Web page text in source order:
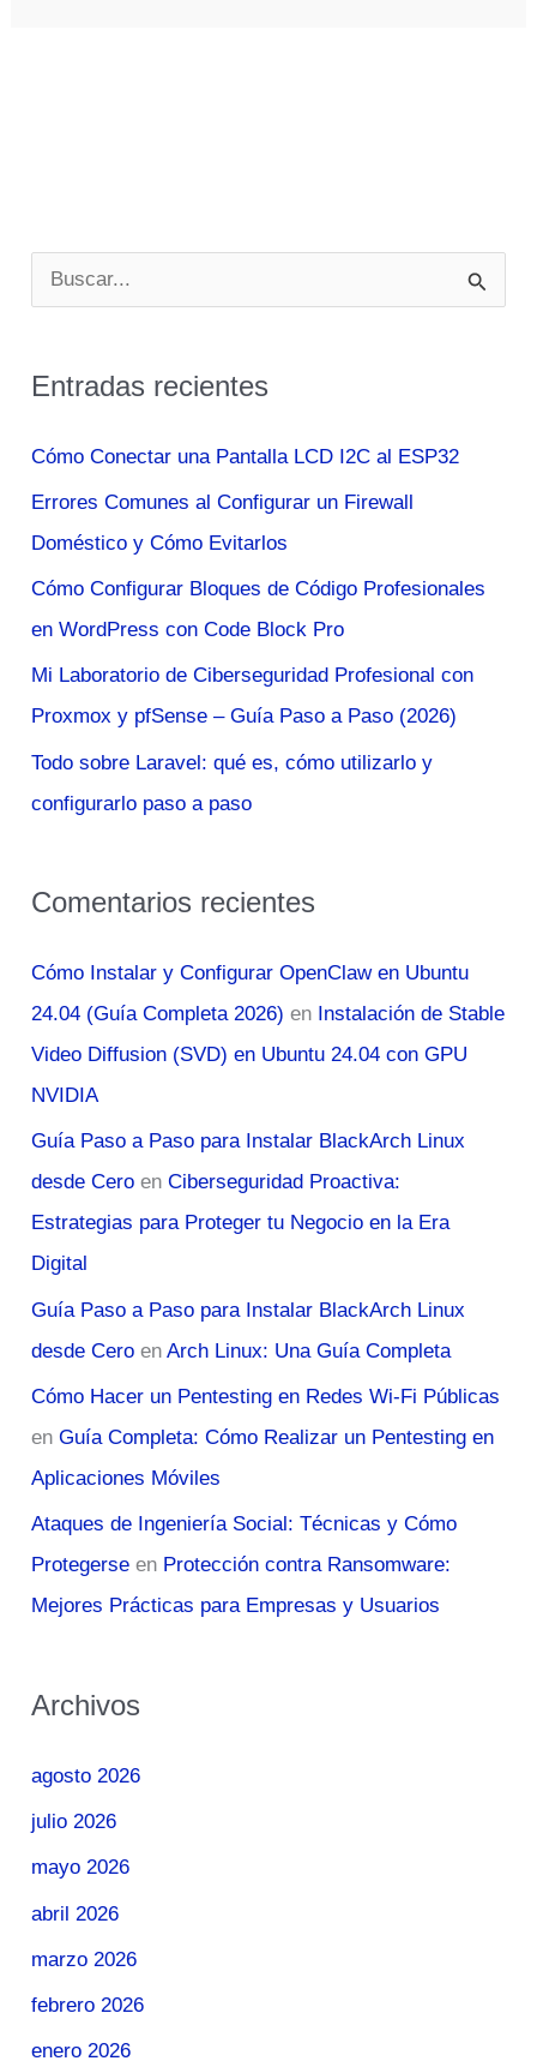
u
c
p
o
r
:
Entradas recientes
Cómo Conectar una Pantalla LCD I2C al ESP32
Errores Comunes al Configurar un Firewall
Doméstico y Cómo Evitarlos
Cómo Configurar Bloques de Código Profesionales
en WordPress con Code Block Pro
Mi Laboratorio de Ciberseguridad Profesional con
Proxmox y pfSense – Guía Paso a Paso (2026)
Todo sobre Laravel: qué es, cómo utilizarlo y
configurarlo paso a paso
Comentarios recientes
Cómo Instalar y Configurar OpenClaw en Ubuntu
24.04 (Guía Completa 2026) en Instalación de Stable
Video Diffusion (SVD) en Ubuntu 24.04 con GPU
NVIDIA
Guía Paso a Paso para Instalar BlackArch Linux
desde Cero enCiberseguridad Proactiva:
Estrategias para Proteger tu Negocio en la Era
Digital
Guía Paso a Paso para Instalar BlackArch Linux
desde Cero enArch Linux: Una Guía Completa
Cómo Hacer un Pentesting en Redes Wi-Fi Públicas
enGuía Completa: Cómo Realizar un Pentesting en
Aplicaciones Móviles
Ataques de Ingeniería Social: Técnicas y Cómo
Protegerse en Protección contra Ransomware:
Mejores Prácticas para Empresas y Usuarios
Archivos
agosto 2026
julio 2026
mayo 2026
abril 2026
marzo 2026
febrero 2026
enero 2026